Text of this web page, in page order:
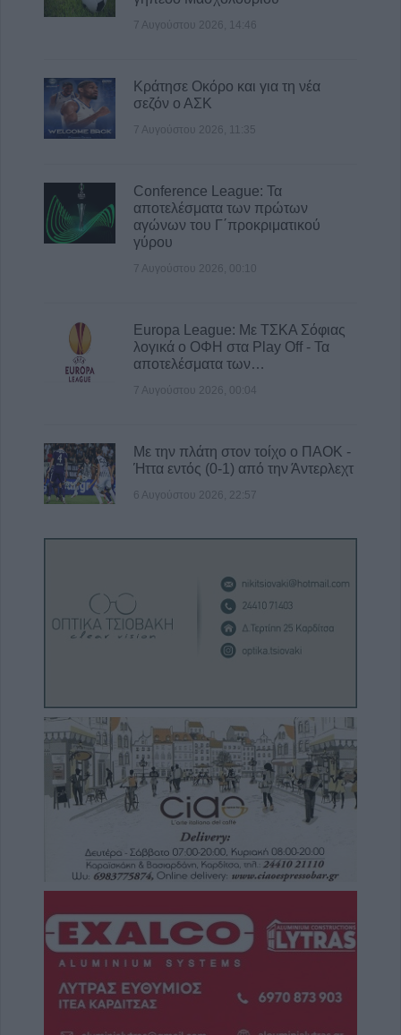
7 Αυγούστου 2026, 14:46
Κράτησε Οκόρο και για τη νέα
σεζόν ο ΑΣΚ
7 Αυγούστου 2026, 11:35
Conference League: Τα
αποτελέσματα των πρώτων
αγώνων του Γ΄προκριματικού
γύρου
7 Αυγούστου 2026, 00:10
Europa League: Με ΤΣΚΑ Σόφιας
λογικά ο ΟΦΗ στα Play Off - Τα
αποτελέσματα των…
7 Αυγούστου 2026, 00:04
Με την πλάτη στον τοίχο ο ΠΑΟΚ -
Ήττα εντός (0-1) από την Άντερλεχτ
6 Αυγούστου 2026, 22:57